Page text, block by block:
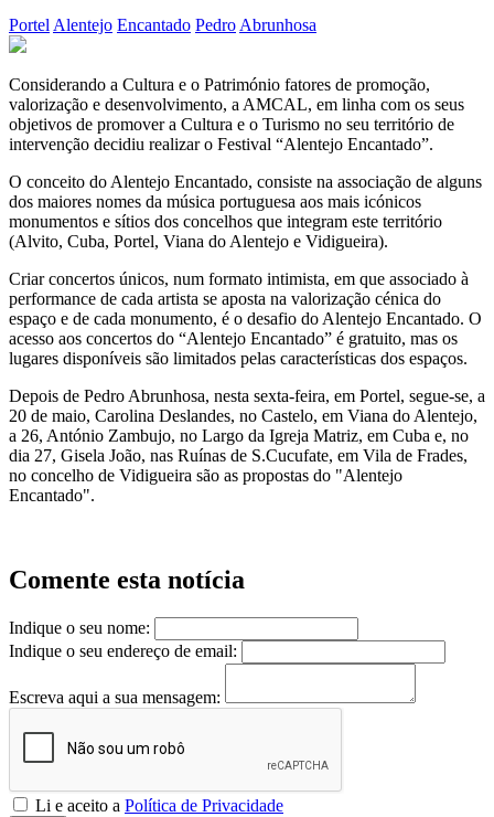
PortelAlentejo Encantado PedroAbrunhosa
Considerando a Cultura e o Património fatores de promoção,
valorização e desenvolvimento, a AMCAL, em linha com os seus
objetivos de promover a Cultura e o Turismo no seu território de
intervenção decidiu realizar o Festival “Alentejo Encantado”.
O conceito do Alentejo Encantado, consiste na associação de alguns
dos maiores nomes da música portuguesa aos mais icónicos
monumentos e sítios dos concelhos que integram este território
(Alvito, Cuba, Portel, Viana do Alentejo e Vidigueira).
Criar concertos únicos, num formato intimista, em que associado à
performance de cada artista se aposta na valorização cénica do
espaço e de cada monumento, é o desafio do Alentejo Encantado. O
acesso aos concertos do “Alentejo Encantado” é gratuito, mas os
lugares disponíveis são limitados pelas características dos espaços.
Depois de Pedro Abrunhosa, nesta sexta-feira, em Portel, segue-se, a
20 de maio, Carolina Deslandes, no Castelo, em Viana do Alentejo,
a 26, António Zambujo, no Largo da Igreja Matriz, em Cuba e, no
dia 27, Gisela João, nas Ruínas de S.Cucufate, em Vila de Frades,
no concelho de Vidigueira são as propostas do "Alentejo
Encantado".
Comente esta notícia
Indique o seu nome:
Indique o seu endereço de email:
Escreva aqui a sua mensagem:
Li e aceito a Política de Privacidade